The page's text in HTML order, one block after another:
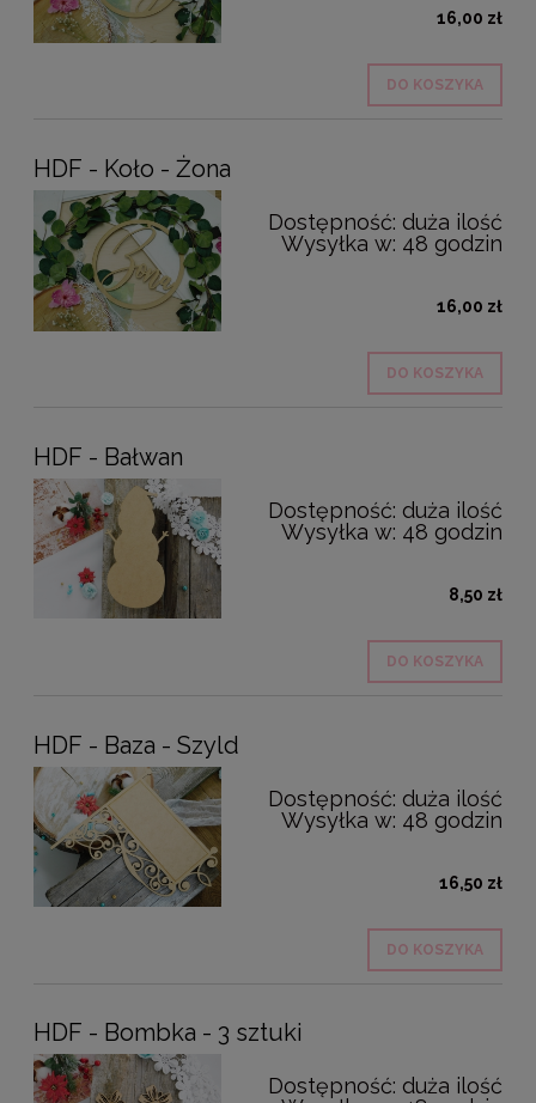
16,00 zł
DO KOSZYKA
HDF - Koło - Żona
Dostępność: duża ilość
Wysyłka w: 48 godzin
16,00 zł
DO KOSZYKA
HDF - Bałwan
Dostępność: duża ilość
Wysyłka w: 48 godzin
8,50 zł
DO KOSZYKA
HDF - Baza - Szyld
Dostępność: duża ilość
Wysyłka w: 48 godzin
16,50 zł
DO KOSZYKA
HDF - Bombka - 3 sztuki
Dostępność: duża ilość